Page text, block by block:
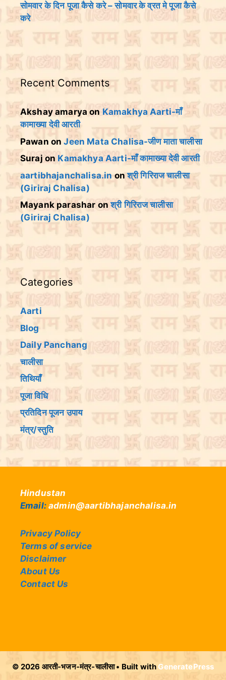
सोमवार के दिन पूजा कैसे करे – सोमवार के व्रत मे पूजा कैसे
करे
Recent Comments
Akshay amarya on Kamakhya Aarti-माँ
कामाख्या देवी आरती
Pawan onJeen Mata Chalisa-जीण माता चालीसा
Suraj on Kamakhya Aarti-माँ कामाख्या देवी आरती
aartibhajanchalisa.in onश्री गिरिराज चालीसा
(Giriraj Chalisa)
Mayank parashar onश्री गिरिराज चालीसा
(Giriraj Chalisa)
Categories
Aarti
Blog
Daily Panchang
चालीसा
तिथियांँ
पूजा विधि
प्रतिदिन पूजन उपाय
मंत्र/स्तुति
Hindustan
Email: admin@aartibhajanchalisa.in
Privacy Policy
Terms of service
Disclaimer
About Us
Contact Us
© 2026 आरती-भजन-मंत्र-चालीसा• Built with GeneratePress